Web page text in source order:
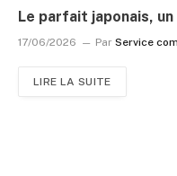
Le parfait japonais,
17/06/2026 Par Service
LIRE LA SUITE